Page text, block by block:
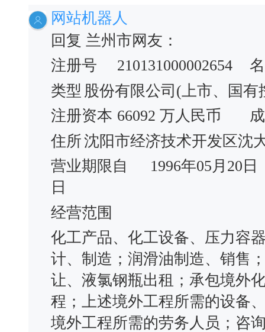
网站机器人
回复 兰州市网友：
注册号
210131000002654
类型 股份有限公司(上市、国有
注册资本 66092 万人民币
住所沈阳市经济技术开发区沈
营业期限自
1996年05月20日
日
经营范围
化工产品、化工设备、压力容
计、制造；润滑油制造、销售
让、液氯钢瓶出租；承包境外
程；上述境外工程所需的设备
境外工程所需的劳务人员；咨